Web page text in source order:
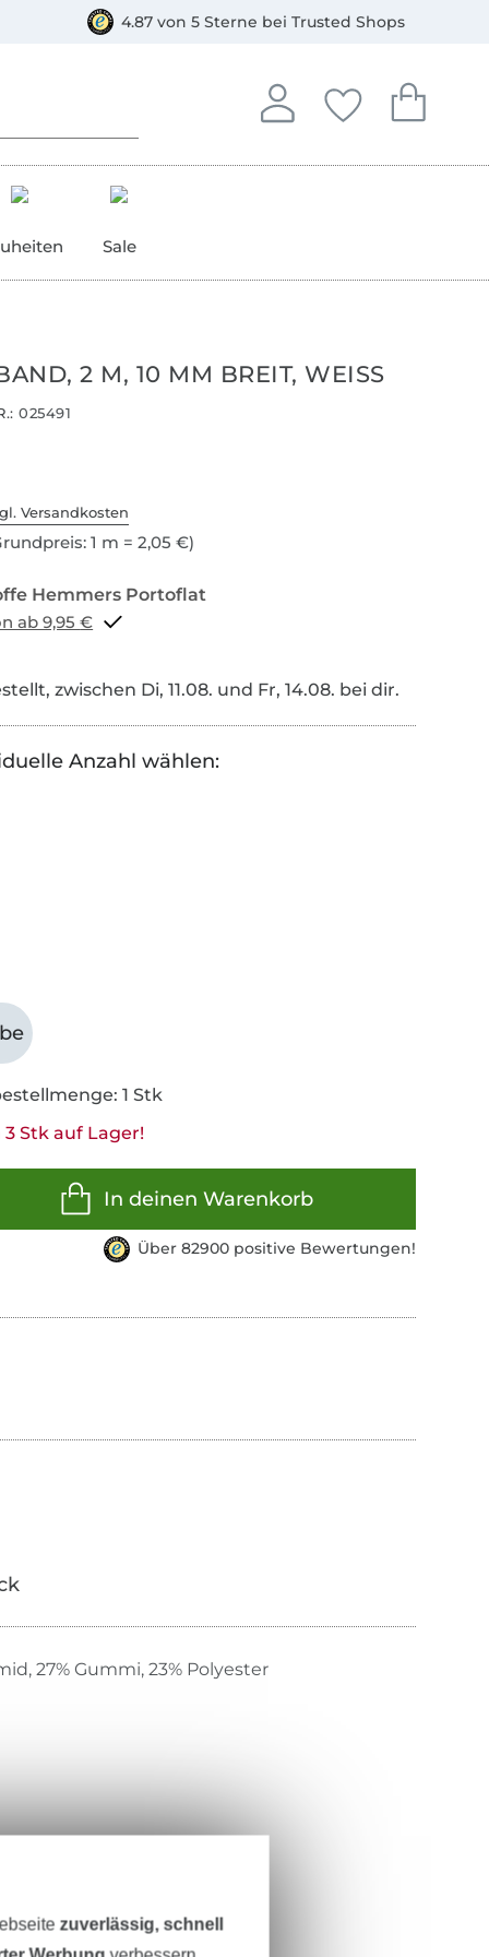
4.87 von 5 Sterne bei Trusted Shops
Anmelden
In deinem Konto
Deine
Du hast keine
Dein
Du hast
Sale
2 M, 10 MM BREIT, WEISS
025491
Versandkosten
1 m = 2,05 €)
Portoflat schon ab 9,95 €
zwischen Di, 11.08. und Fr, 14.08. bei dir.
Anzahl wählen:
1 Stk
Stk auf Lager!
In deinen Warenkorb
Über 82900 positive Bewertungen!
27% Gummi, 23% Polyester
zuverlässig, schnell